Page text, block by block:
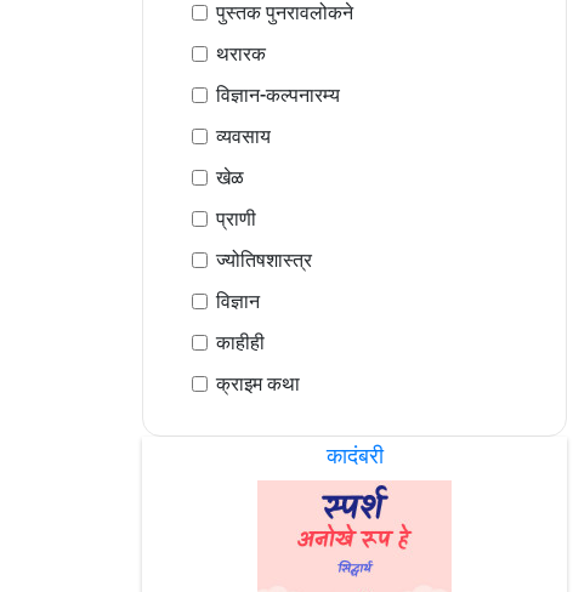
पुस्तक पुनरावलोकने
थरारक
विज्ञान-कल्पनारम्य
व्यवसाय
खेळ
प्राणी
ज्योतिषशास्त्र
विज्ञान
काहीही
क्राइम कथा
कादंबरी